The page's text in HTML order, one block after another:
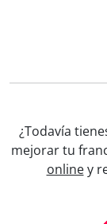
¿Todavía
mejorar tu
onliney